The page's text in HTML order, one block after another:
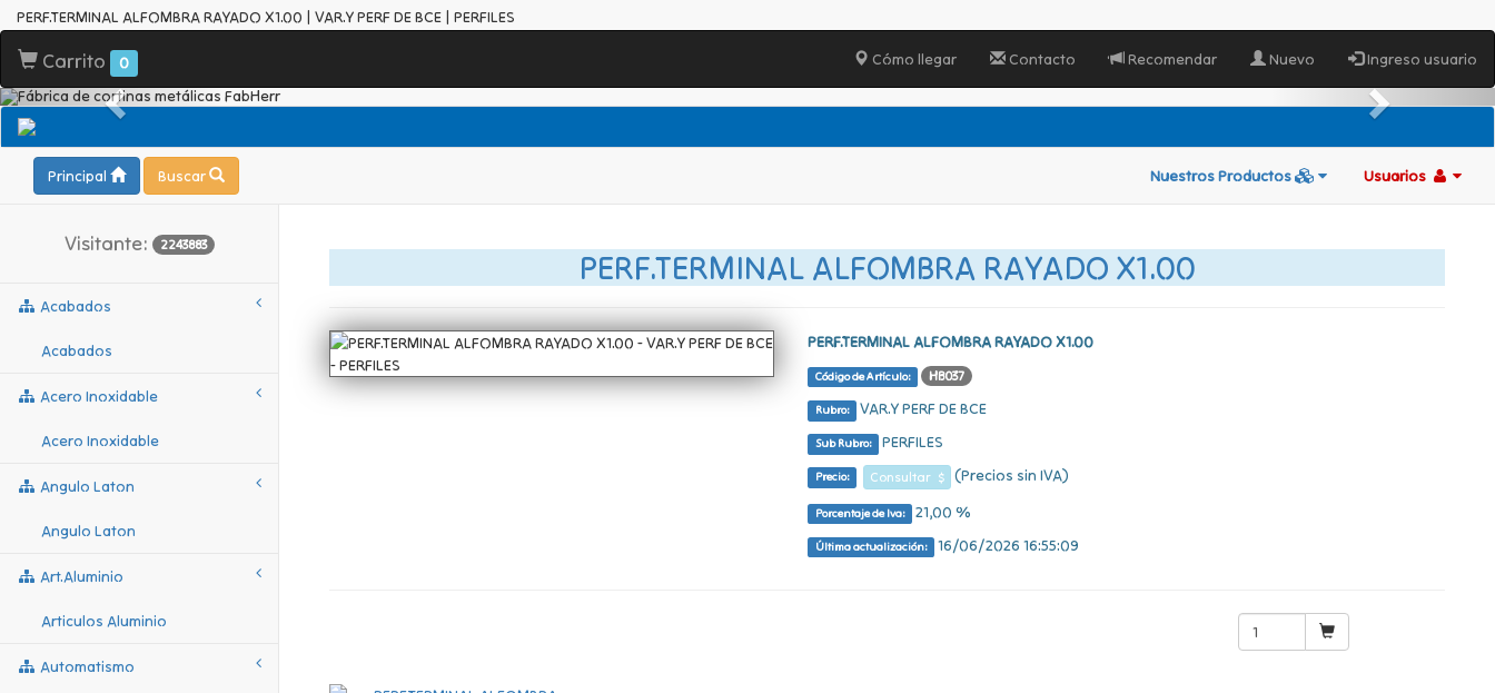
PERF.TERMINAL ALFOMBRA RAYADO X1.00 | VAR.Y PERF DE BCE | PERFILES
Carrito 0 Cómo llegar Contacto Recomendar Nuevo Ingreso usuario
Principal Buscar Nuestros Productos Usuarios
Visitante: 2243883
Acabados
Acabados
Acero Inoxidable
Acero Inoxidable
Angulo Laton
Angulo Laton
Art.aluminio
Articulos Aluminio
Automatismo
PERF.TERMINAL ALFOMBRA RAYADO X1.00
PERF.TERMINAL ALFOMBRA RAYADO X1.00
Código de Artículo: HB037
Rubro: VAR.Y PERF DE BCE
Sub Rubro: PERFILES
Precio: Consultar $ (Precios sin IVA)
Porcentaje de Iva: 21,00 %
Última actualización: 16/06/2026 16:55:09